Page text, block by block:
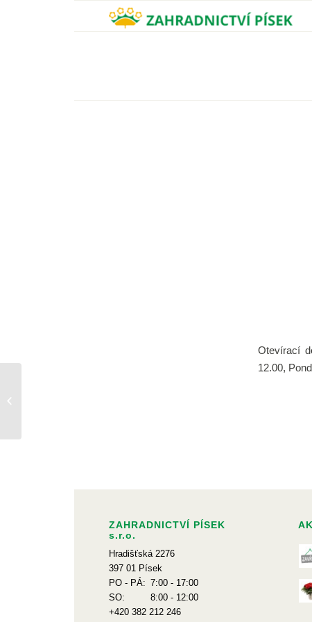
Otevírací
12.00,
ZAHRADNICTVÍ PÍSEK
s.r.o.
Hradišťská 2276
397 01 Písek
PO - PÁ: 7:00 - 17:00
SO:
8:00 - 12:00
+420 382 212 246